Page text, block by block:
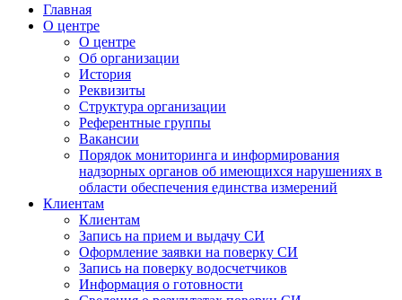
Главная
О центре
О центре
Об организации
История
Реквизиты
Структура организации
Референтные группы
Вакансии
Порядок мониторинга и информирования
надзорных органов об имеющихся нарушениях в
области обеспечения единства измерений
Клиентам
Клиентам
Запись на прием и выдачу СИ
Оформление заявки на поверку СИ
Запись на поверку водосчетчиков
Информация о готовности